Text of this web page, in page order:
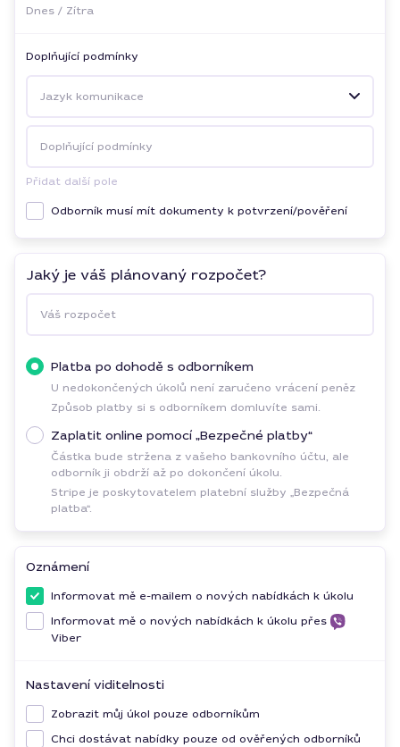
Dnes / Zítra
Doplňující podmínky
Jazyk komunikace
Doplňující podmínky
Přidat další pole
Odborník musí mít dokumenty k potvrzení/pověření
Jaký je váš plánovaný rozpočet?
Váš rozpočet
Platba po dohodě s odborníkem
U nedokončených úkolů není zaručeno vrácení peněz
Způsob platby si s odborníkem domluvíte sami.
Zaplatit online pomocí „Bezpečné platby“
Částka bude stržena z vašeho bankovního účtu, ale
odborník ji obdrží až po dokončení úkolu.
Stripe je poskytovatelem platební služby „Bezpečná
platba“.
Oznámení
Informovat mě e-mailem o nových nabídkách k úkolu
Informovat mě o nových nabídkách k úkolu přes
Viber
Nastavení viditelnosti
Zobrazit můj úkol pouze odborníkům
Chci dostávat nabídky pouze od ověřených odborníků